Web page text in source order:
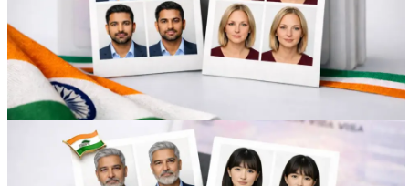
О компании
Написать директору
Арендодателям
Портфолио